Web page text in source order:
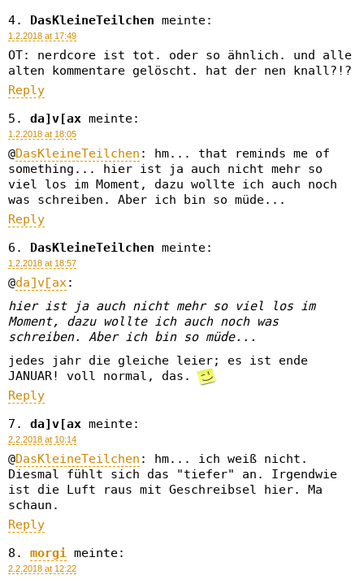
DasKleineTeilchen meinte:
1.2.2018 at 17:49
OT: nerdcore ist tot. oder so ähnlich. und alle
alten kommentare gelöscht. hat der nen knall?!?
Reply
da]v[ax meinte:
1.2.2018 at 18:05
@DasKleineTeilchen : hm... that reminds me of
something... hier ist ja auch nicht mehr so
viel los im Moment, dazu wollte ich auch noch
was schreiben. Aber ich bin so müde...
Reply
DasKleineTeilchen meinte:
1.2.2018 at 18:57
@da]v[ax:
hier ist ja auch nicht mehr so viel los im
Moment, dazu wollte ich auch noch was
schreiben. Aber ich bin so müde...
jedes jahr die gleiche leier; es ist ende
JANUAR! voll normal, das.
Reply
da]v[ax meinte:
2.2.2018 at 10:14
@DasKleineTeilchen : hm... ich weiß nicht.
Diesmal fühlt sich das "tiefer" an. Irgendwie
ist die Luft raus mit Geschreibsel hier. Ma
schaun.
Reply
morgi meinte:
2.2.2018 at 12:22